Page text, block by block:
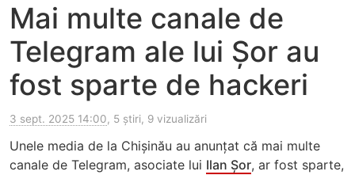
Mai multe canale de
Telegram ale lui Șor au
fost sparte de hackeri
3 sept. 2025 14:00, 5 știri, 9 vizualizări
Unele media de la Chișinău au anunțat că mai multe
canale de Telegram, asociate lui Ilan Șor, ar fost sparte,